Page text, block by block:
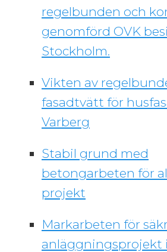
regelbunden och
genomförd OVK
Stockholm.
Vikten av
fasadtvätt för
Varberg
Stabil grund med
betongarbeten för
projekt
Markarbeten för
anläggningsprojekt